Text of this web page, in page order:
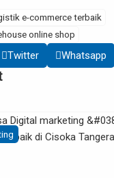
e-commerce terbaik
online shop
Twitter Whatsapp